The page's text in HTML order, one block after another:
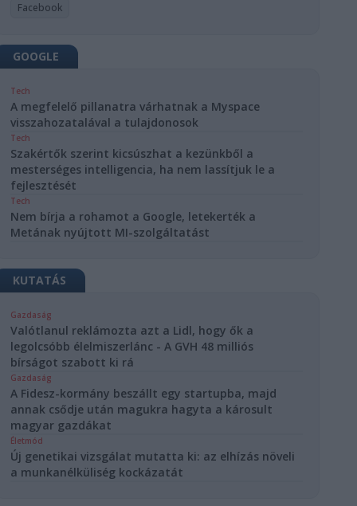
Facebook
GOOGLE
Tech
A megfelelő pillanatra várhatnak a Myspace
visszahozatalával a tulajdonosok
Tech
Szakértők szerint kicsúszhat a kezünkből a
mesterséges intelligencia, ha nem lassítjuk le a
fejlesztését
Tech
Nem bírja a rohamot a Google, letekerték a
Metának nyújtott MI-szolgáltatást
KUTATÁS
Gazdaság
Valótlanul reklámozta azt a Lidl, hogy ők a
legolcsóbb élelmiszerlánc - A GVH 48 milliós
bírságot szabott ki rá
Gazdaság
A Fidesz-kormány beszállt egy startupba, majd
annak csődje után magukra hagyta a károsult
magyar gazdákat
Életmód
Új genetikai vizsgálat mutatta ki: az elhízás növeli
a munkanélküliség kockázatát